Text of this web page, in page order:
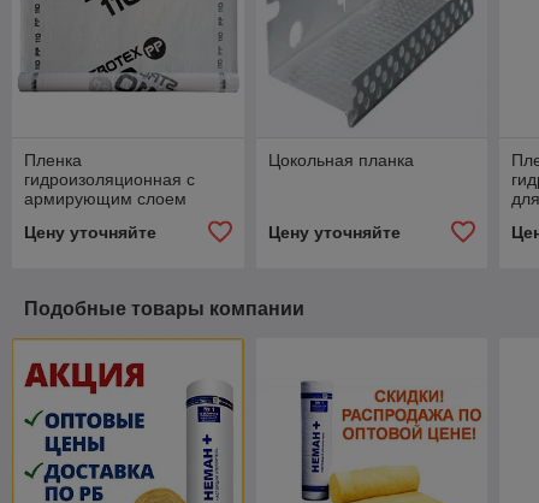
Пленка
гидроизоляционная с
армирующим слоем
Цену уточняйте
Цокольная планка
Цену уточняйте
Подобные товары компании